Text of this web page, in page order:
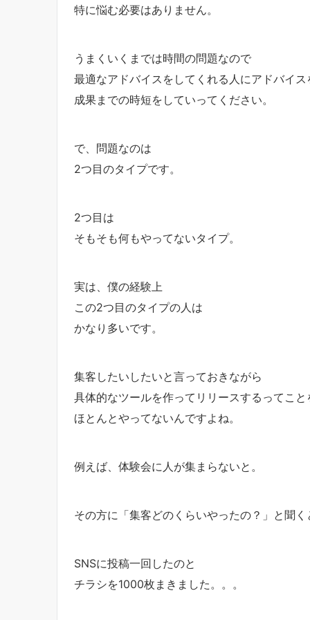
特に悩む必要はありません。
うまくいくまでは時間の問題なので
最適なアドバイスをしてくれる人にアドバイス
成果までの時短をしていってください。
で、問題なのは
2つ目のタイプです。
2つ目は
そもそも何もやってないタイプ。
実は、僕の経験上
この2つ目のタイプの人は
かなり多いです。
集客したいしたいと言っておきながら
具体的なツールを作ってリリースするってこと
ほとんとやってないんですよね。
例えば、体験会に人が集まらないと。
その方に「集客どのくらいやったの？」と聞
SNSに投稿一回したのと
チラシを1000枚まきました。。。